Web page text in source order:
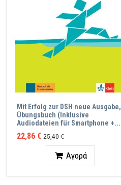
Mit Erfolg zur DSH neue Ausgabe,
Übungsbuch (Inklusive
Audiodateien für Smartphone +...
22,86 € 25,40 €
ΠοσότηταΑγορά